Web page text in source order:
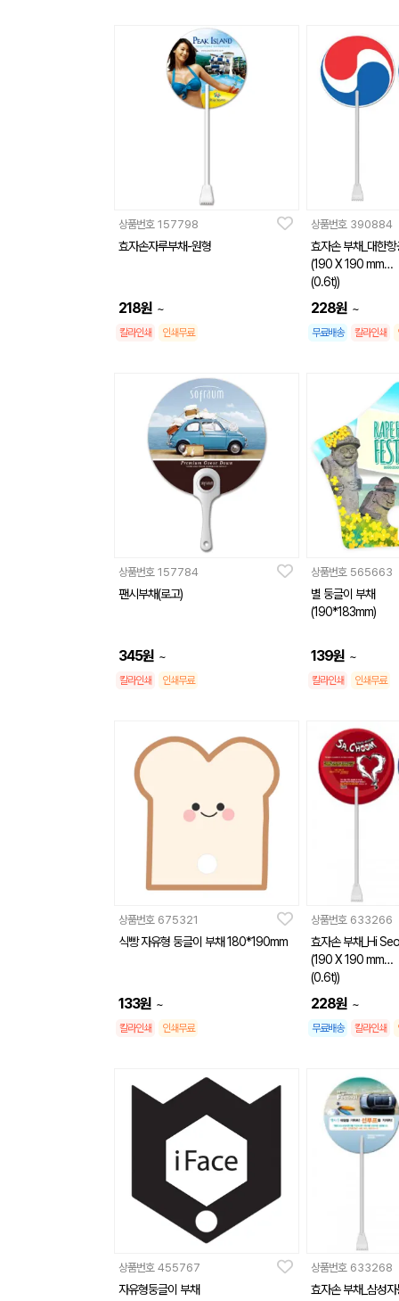
상품번호 157798
효자손자루부채-원형
218원 ~
칼라인쇄 인쇄무료
상품번호 390884
효자손 부채_대한항
(190 X 190 mm
(0.6t))
228원 ~
무료배송 칼라인쇄
상품번호 157784
팬시부채(로고)
345원 ~
칼라인쇄 인쇄무료
상품번호 565663
별 둥글이 부채
(190*183mm)
139원 ~
칼라인쇄 인쇄무료
상품번호 675321
식빵 자유형 둥글이 부채 180*190mm
133원 ~
칼라인쇄 인쇄무료
상품번호 633266
효자손 부채_Hi
(190 X 190 mm
(0.6t))
228원 ~
무료배송 칼라인쇄
상품번호 455767
자유형둥글이 부채
상품번호 633268
효자손 부채_삼성자